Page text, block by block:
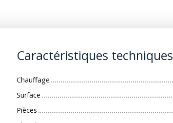
Caractéristiques techniques
Chauffage
Surface
Pièces